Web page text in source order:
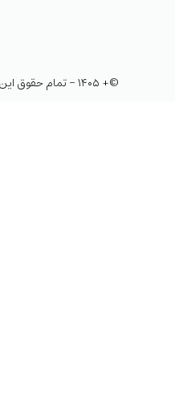
©+ ۱۴۰۵ - تمام حقوق این وب‌سایت متعلق به «مکتب تهران» است. هرگونه کپی‌برداری از محتوای وب‌سایت ممنوع است.